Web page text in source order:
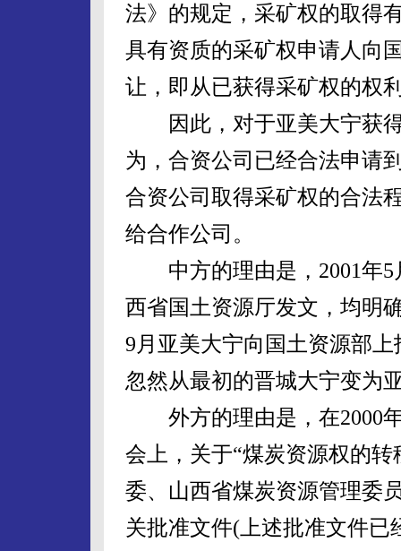
法》的规定，采矿权的取得
具有资质的采矿权申请人向
让，即从已获得采矿权的权
因此，对于亚美大宁获得
为，合资公司已经合法申请
合资公司取得采矿权的合法
给合作公司。
中方的理由是，2001年5
西省国土资源厅发文，均明
9月亚美大宁向国土资源部
忽然从最初的晋城大宁变为
外方的理由是，在2000年
会上，关于“煤炭资源权的
委、山西省煤炭资源管理委
关批准文件(上述批准文件